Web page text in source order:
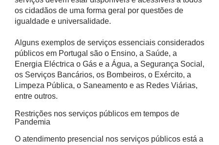
os cidadãos de uma forma geral por questões de
igualdade e universalidade.
Alguns exemplos de serviços essenciais considerados
públicos em Portugal são o Ensino, a Saúde, a
Energia Eléctrica o Gás e a Água, a Segurança Social,
os Serviços Bancários, os Bombeiros, o Exército, a
Limpeza Pública, o Saneamento e as Redes Viárias,
entre outros.
Restrições nos serviços públicos em tempos de
Pandemia
O atendimento presencial nos serviços públicos está a